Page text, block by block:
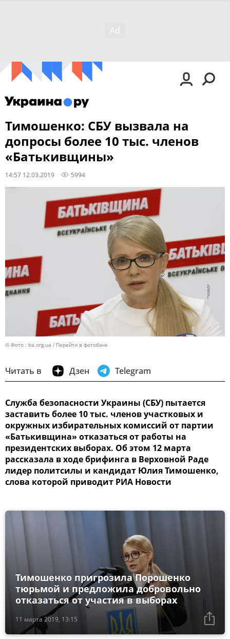
Тимошенко: СБУ вызвала на
допросы более 10 тыс. членов
«Батькивщины»
14:57 12.03.2019 5994
© Фото : ba.org.ua Перейти в фотобанк
Читать в Дзен Telegram
Служба безопасности Украины (СБУ) пытается
заставить более 10 тыс. членов участковых и
окружных избирательных комиссий от партии
«Батькивщина» отказаться от работы на
президентских выборах. Об этом 12 марта
рассказала в ходе брифинга в Верховной Раде
лидер политсилы и кандидат Юлия Тимошенко,
слова которой приводит РИА Новости
11 марта 2019, 13:15
Тимошенко пригрозила Порошенко
тюрьмой и предложила добровольно
отказаться от участия в выборах